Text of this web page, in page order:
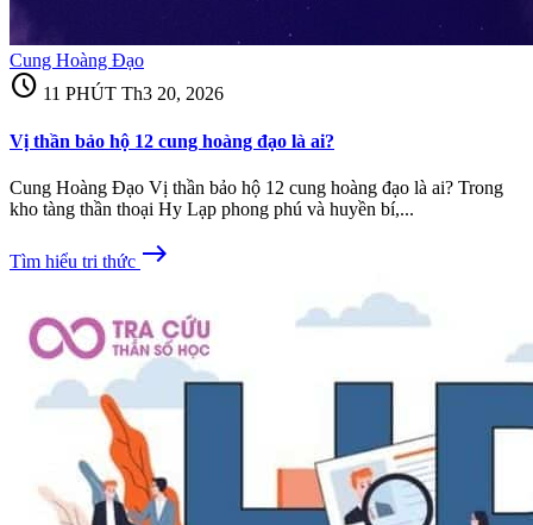
Cung Hoàng Đạo
schedule 11 PHÚT Th3 20, 2026
Vị thần bảo hộ 12 cung hoàng đạo là ai?
Cung Hoàng Đạo Vị thần bảo hộ 12 cung hoàng đạo là ai? Trong
kho tàng thần thoại Hy Lạp phong phú và huyền bí,...
Tìm hiểu tri thức east